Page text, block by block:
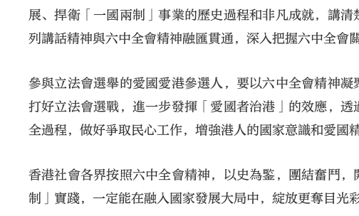
展、捍衛「一國兩制」事業的歷史過程和非凡成就，講
列講話精神與六中全會精神融匯貫通，深入把握六中全會
參與立法會選舉的愛國愛港參選人，要以六中全會精神
打好立法會選戰，進一步發揮「愛國者治港」的效應，
全過程，做好爭取民心工作，增強港人的國家意識和愛國精
香港社會各界按照六中全會精神，以史為鍳，團結奮鬥
制」實踐，一定能在融入國家發展大局中，綻放更奪目光